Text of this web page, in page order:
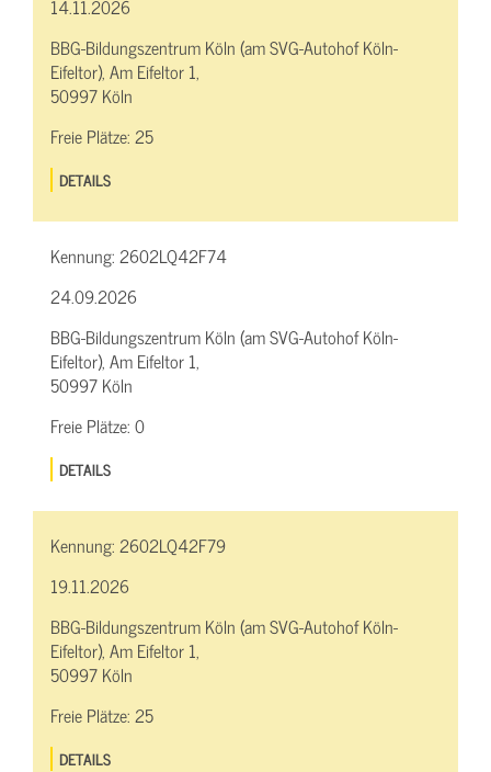
14.11.2026
BBG-Bildungszentrum Köln (am SVG-Autohof Köln-
Eifeltor), Am Eifeltor 1,
50997 Köln
Freie Plätze:25
DETAILS
Kennung:2602LQ42F74
24.09.2026
BBG-Bildungszentrum Köln (am SVG-Autohof Köln-
Eifeltor), Am Eifeltor 1,
50997 Köln
Freie Plätze:0
DETAILS
Kennung:2602LQ42F79
19.11.2026
BBG-Bildungszentrum Köln (am SVG-Autohof Köln-
Eifeltor), Am Eifeltor 1,
50997 Köln
Freie Plätze:25
DETAILS